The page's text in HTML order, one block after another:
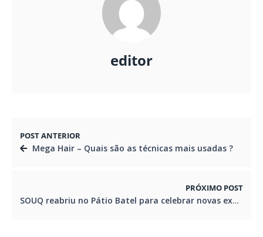
editor
POST ANTERIOR
Mega Hair – Quais são as técnicas mais usadas ?
PRÓXIMO POST
SOUQ reabriu no Pátio Batel para celebrar novas experiências